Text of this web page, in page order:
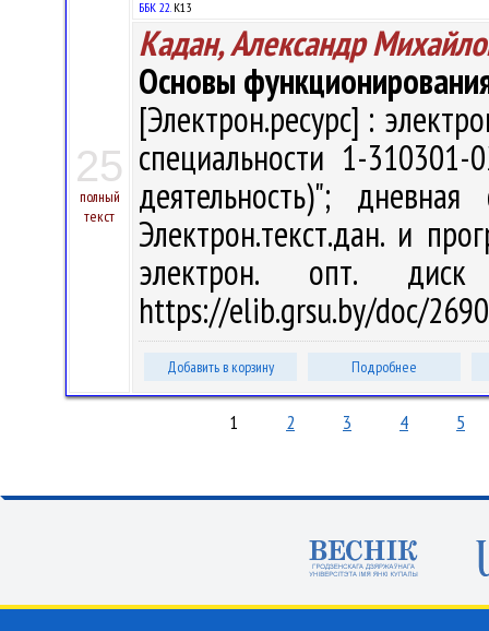
25
полный
текст
ББК 22.К13
Кадан, Александр
Основы
[Электрон.ресурс] :
специальности 1-310301-
деятельность)";
Электрон.текст.дан. и
электрон. опт.
https://elib.grsu.by/doc/
Добавить в корзину Подробнее
1 2 3 4 5